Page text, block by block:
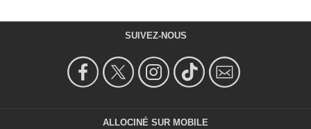
SUIVEZ-NOUS
ALLOCINÉ SUR MOBILE